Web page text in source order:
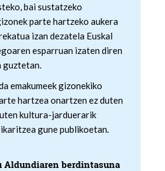
bai sustatzeko
parte hartzeko aukera
izan dezatela Euskal
esparruan izaten diren
guztetan.
emakumeek gizonekiko
hartzea onartzen ez duten
kultura-jarduerarik
gune publikoetan.
Aldundiaren berdintasuna